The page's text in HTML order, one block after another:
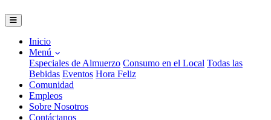
Inicio
Menú
Especiales de Almuerzo Consumo en el Local Todas las
Bebidas Eventos Hora Feliz
Comunidad
Empleos
Sobre Nosotros
Contáctanos